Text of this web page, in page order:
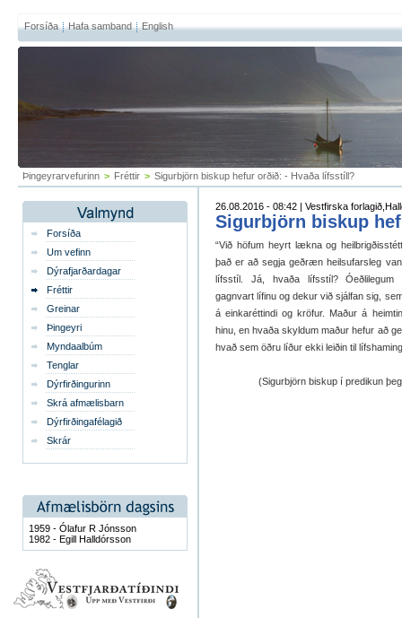
Forsíða Hafa samband English
Þingeyrarvefurinn > Fréttir > Sigurbjörn biskup hefur orðið: - Hvaða lífsstíll?
Forsíða
Um vefinn
Dýrafjarðardagar
Fréttir
Greinar
Þingeyri
Myndaalbúm
Tenglar
Dýrfirðingurinn
Skrá afmælisbarn
Dýrfirðingafélagið
Skrár
1959 - Ólafur R Jónsson
1982 - Egill Halldórsson
26.08.2016 - 08:42 | Vestfirska
Sigurbjörn biskup
“Við höfum heyrt lækna og
það er að segja geðræn heilsufarsleg
lífsstíl. Já, hvaða lífsstíl? Óeðlilegum
gagnvart lífinu og dekur við sjálfan sig,
á einkaréttindi og kröfur. Maður á
hinu, en hvaða skyldum maður hefur að
hvað sem öðru líður ekki leiðin til
(Sigurbjörn biskup í predikun